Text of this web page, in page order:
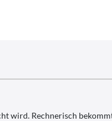
Rechnerisch